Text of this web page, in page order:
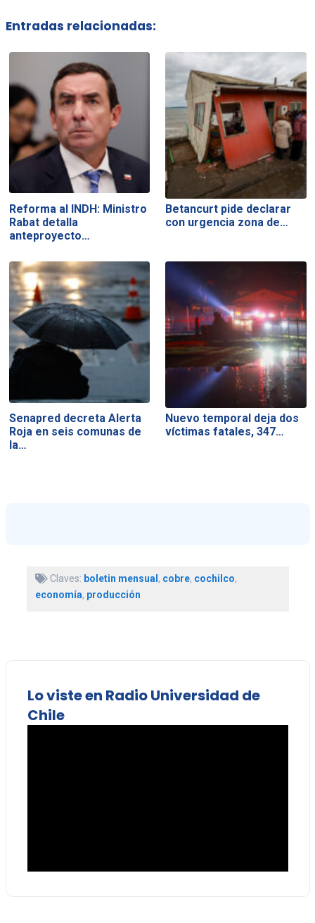
Entradas relacionadas:
Reforma al INDH: Ministro
Rabat detalla
anteproyecto…
Betancurt pide declarar
con urgencia zona de…
Senapred decreta Alerta
Roja en seis comunas de
la…
Nuevo temporal deja dos
víctimas fatales, 347…
Claves: boletin mensual, cobre, cochilco,
economía, producción
Lo viste en Radio Universidad de
Chile